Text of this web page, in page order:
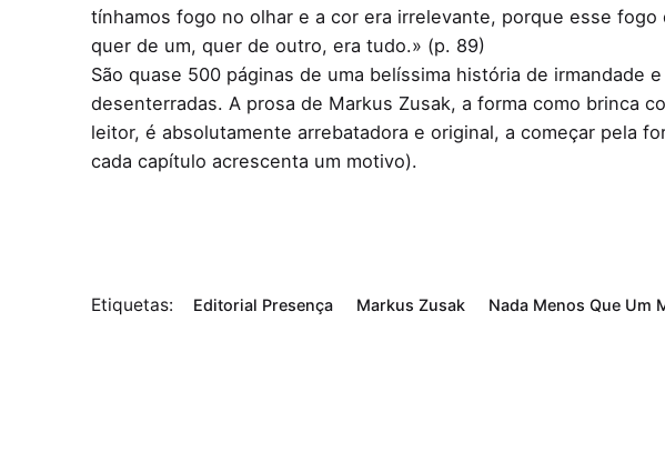
tínhamos fogo no olhar e a cor era irrelevante, porque esse
quer de um, quer de outro, era tudo.» (p. 89)
São quase 500 páginas de uma belíssima história de irmandade
desenterradas. A prosa de Markus Zusak, a forma como brinca
leitor, é absolutamente arrebatadora e original, a começar pela
cada capítulo acrescenta um motivo).
Etiquetas: Editorial Presença Markus Zusak Nada Menos Que Um